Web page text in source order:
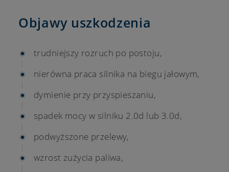
Objawy uszkodzenia
trudniejszy rozruch po postoju,
nierówna praca silnika na biegu jałowym,
dymienie przy przyspieszaniu,
spadek mocy w silniku 2.0d lub 3.0d,
podwyższone przelewy,
wzrost zużycia paliwa,